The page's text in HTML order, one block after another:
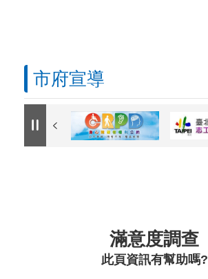
市府宣導
滿意度調查
此頁資訊有幫助嗎?